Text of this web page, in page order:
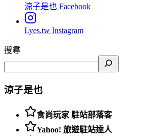
涼子是也 Facebook
Lyes.tw Instagram
搜尋
涼子是也
食尚玩家 駐站部落客
Yahoo! 旅遊駐站達人